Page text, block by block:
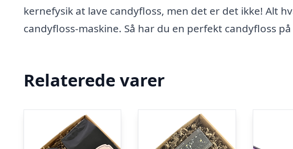
kernefysik at lave candyfloss, men det er det ikke! Alt
candyfloss-maskine. Så har du en perfekt candyfloss
Relaterede varer